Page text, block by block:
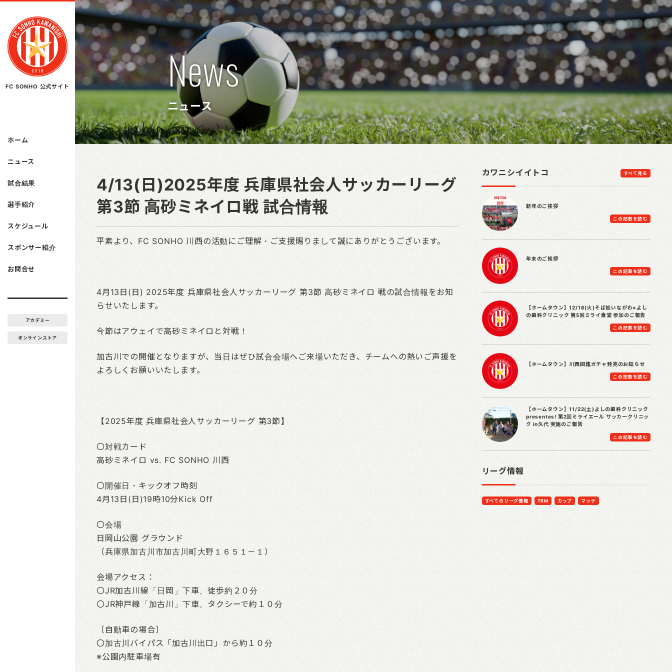
FC SONHO 公式サイト
ホーム
ニュース
試合結果
選手紹介
スケジュール
スポンサー紹介
お問合せ
アカデミー
オンラインストア
News
ニュース
4/13(日)2025年度 兵庫県社会人サッカーリーグ
第3節 高砂ミネイロ戦 試合情報
平素より、FC SONHO 川西の活動にご理解・ご支援賜りまして誠にありがとうございます。
4月13日(日) 2025年度 兵庫県社会人サッカーリーグ 第3節 高砂ミネイロ 戦の試合情報をお知
らせいたします。
今節はアウェイで高砂ミネイロと対戦！
加古川での開催となりますが、当日はぜひ試合会場へご来場いただき、チームへの熱いご声援を
よろしくお願いいたします。
【2025年度 兵庫県社会人サッカーリーグ 第3節】
〇対戦カード
高砂ミネイロ vs. FC SONHO 川西
〇開催日・キックオフ時刻
4月13日(日)19時10分Kick Off
〇会場
日岡山公園 グラウンド
（兵庫県加古川市加古川町大野１６５１－１）
会場アクセス：
〇JR加古川線「日岡」下車、徒歩約２０分
〇JR神戸線「加古川」下車、タクシーで約１０分
〔自動車の場合〕
〇加古川バイパス「加古川出口」から約１０分
※公園内駐車場有
カワニシイイトコ すべて見る
新年のご挨拶
この記事を読む
年末のご挨拶
この記事を読む
【ホームタウン】12/16(火)そば処いながわ×よし
の歯科クリニック 第5回ミライ食堂 参加のご報告
この記事を読む
【ホームタウン】川西図鑑ガチャ発売のお知らせ
この記事を読む
【ホームタウン】11/22(土)よしの歯科クリニック
presentes! 第2回ミライエール サッカークリニッ
ク in久代 実施のご報告
この記事を読む
リーグ情報
すべてのリーグ情報 TRM カップ マッチ